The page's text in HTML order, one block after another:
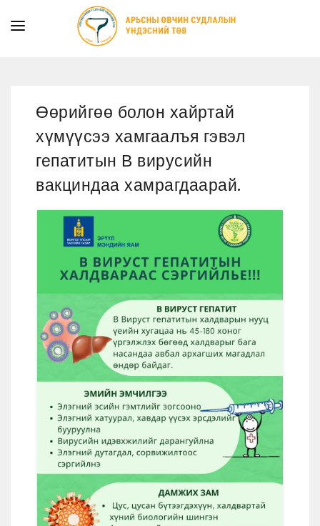
ХУУЛЬ ЭРХ ЗҮЙ
МЭДЭЭ
Өөрийгөө болон хайртай
хүмүүсээ хамгаалъя гэвэл
гепатитын В вирусийн
вакциндаа хамрагдаарай.